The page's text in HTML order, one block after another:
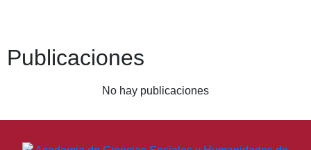
Publicaciones
No hay publicaciones